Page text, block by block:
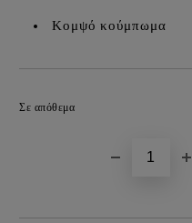
Κομψό κούμπωμα
Σε απόθεμα